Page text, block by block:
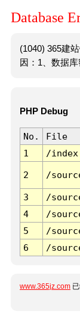
Database
(1040) 365建
因：1、数据
PHP Debug
No. File
1
/
2 /
3 /
4
/
5
/
6
/
www.365jz.com